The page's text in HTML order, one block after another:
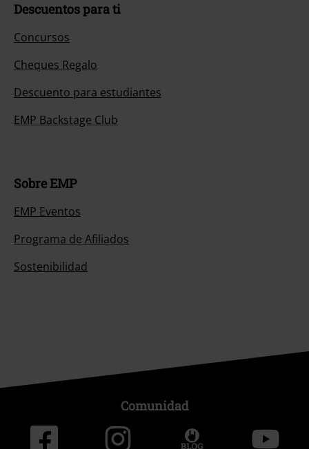
Descuentos para ti
Concursos
Cheques Regalo
Descuento para estudiantes
EMP Backstage Club
Sobre EMP
EMP Eventos
Programa de Afiliados
Sostenibilidad
Comunidad